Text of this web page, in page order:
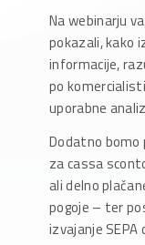
Na webinarju
pokazali, kako
informacije,
po
uporabne
Dodatno
za cassa
ali delno
pogoje – ter
izvajanje